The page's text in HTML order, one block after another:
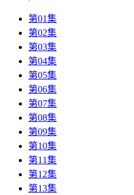
第01集
第02集
第03集
第04集
第05集
第06集
第07集
第08集
第09集
第10集
第11集
第12集
第13集